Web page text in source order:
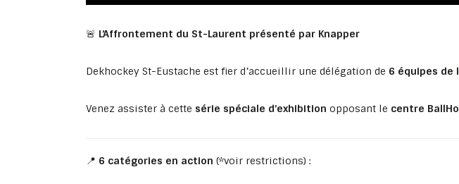
🚨 L’Affrontement du St-Laurent présenté par Knapper
Dekhockey St-Eustache est fier d’accueillir une délégation de 6 équipes de
Venez assister à cette série spéciale d’exhibition opposant le centre
📍 6 catégories en action (*voir restrictions) :